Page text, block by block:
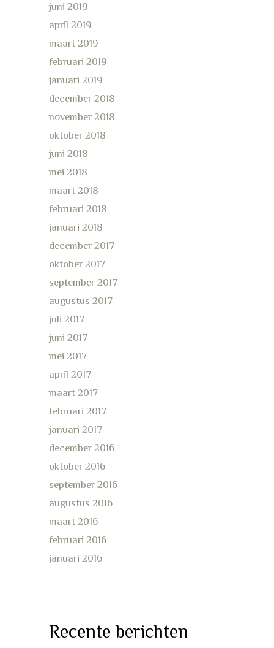
juni 2019
april 2019
maart 2019
februari 2019
januari 2019
december 2018
november 2018
oktober 2018
juni 2018
mei 2018
maart 2018
februari 2018
januari 2018
december 2017
oktober 2017
september 2017
augustus 2017
juli 2017
juni 2017
mei 2017
april 2017
maart 2017
februari 2017
januari 2017
december 2016
oktober 2016
september 2016
augustus 2016
maart 2016
februari 2016
januari 2016
Recente berichten